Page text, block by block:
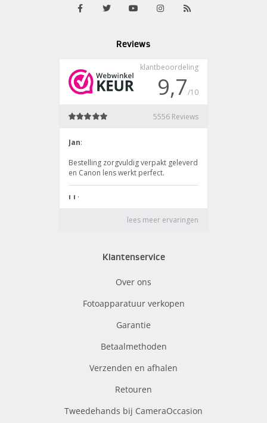
Reviews
Klantenservice
Over ons
Fotoapparatuur verkopen
Garantie
Betaalmethoden
Verzenden en afhalen
Retouren
Tweedehands bij CameraOccasion